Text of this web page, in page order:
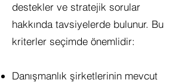
destekler ve stratejik sorular
hakkında tavsiyelerde bulunur. Bu
kriterler seçimde önemlidir:
Danışmanlık şirketlerinin mevcut